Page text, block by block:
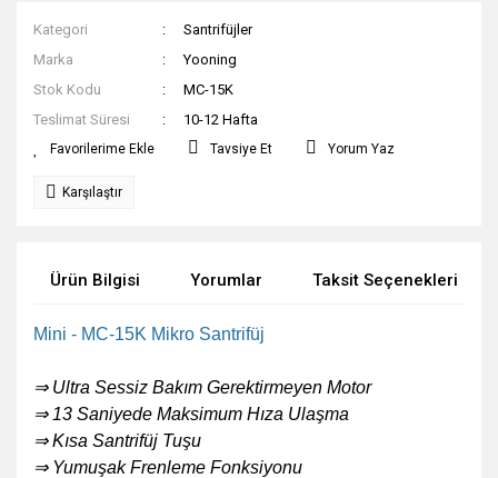
Kategori
Santrifüjler
Marka
Yooning
Stok Kodu
MC-15K
Teslimat Süresi
10-12 Hafta
Tavsiye Et Yorum Yaz
Karşılaştır
Ürün Bilgisi Yorumlar Taksit Seçenekleri
Mini - MC-15K Mikro Santrifüj
⇒ Ultra Sessiz Bakım Gerektirmeyen Motor
⇒ 13 Saniyede Maksimum Hıza Ulaşma
⇒ Kısa Santrifüj Tuşu 
⇒ Yumuşak Frenleme Fonksiyonu 